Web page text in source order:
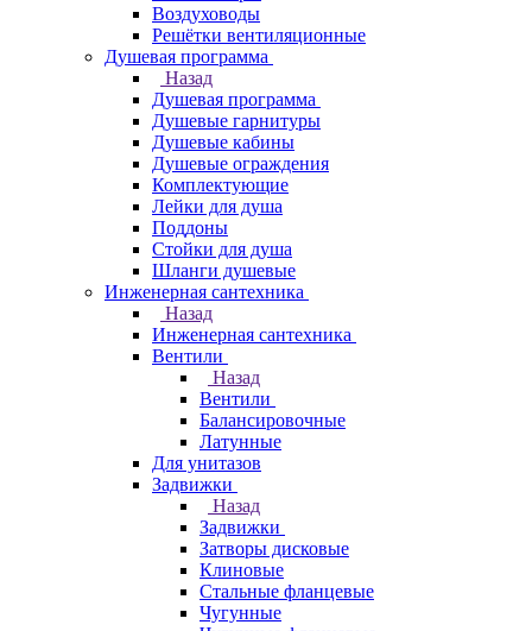
Воздуховоды
Решётки вентиляционные
Душевая программа
Назад
Душевая программа
Душевые гарнитуры
Душевые кабины
Душевые ограждения
Комплектующие
Лейки для душа
Поддоны
Стойки для душа
Шланги душевые
Инженерная сантехника
Назад
Инженерная сантехника
Вентили
Назад
Вентили
Балансировочные
Латунные
Для унитазов
Задвижки
Назад
Задвижки
Затворы дисковые
Клиновые
Стальные фланцевые
Чугунные